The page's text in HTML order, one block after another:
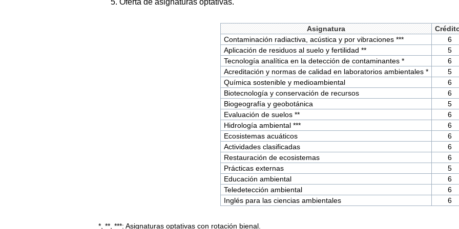
5. Oferta de asignaturas optativas.
Asignatura
Contaminación radiactiva, acústica y por vibraciones ***
6
Aplicación de residuos al suelo y fertilidad **
5
Tecnología analítica en la detección de contaminantes *
6
Acreditación y normas de calidad en laboratorios ambientales *
5
Química sostenible y medioambiental
6
Biotecnología y conservación de recursos
6
Biogeografía y geobotánica
5
Evaluación de suelos **
6
Hidrología ambiental ***
6
Ecosistemas acuáticos
6
Actividades clasificadas
6
Restauración de ecosistemas
6
Prácticas externas
5
Educación ambiental
6
Teledetección ambiental
6
Inglés para las ciencias ambientales
6
*, **, ***: Asignaturas optativas con rotación bienal.